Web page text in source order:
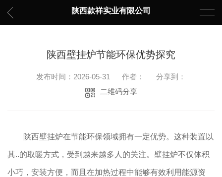
陕西款祥实业有限公司
陕西壁挂炉节能环保优势探究
发布时间：2026-05-31 作者：
分享到：
二维码分享
陕西壁挂炉在节能环保领域拥有一定优势。这种装置以
其..的取暖方式，受到越来越多人的关注。壁挂炉不仅体积
小巧，安装方便，而且在加热过程中能够有效利用能源资